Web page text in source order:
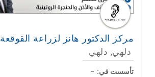
مركز الدكتور هانز لزراعة القوقعة
دلهي, دلهي
تأسست في: -